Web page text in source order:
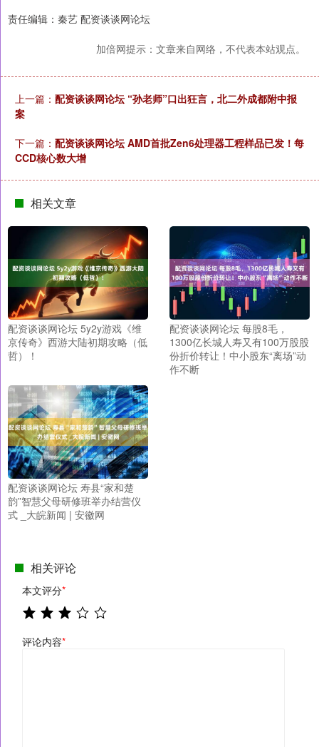
责任编辑：秦艺 配资谈谈网论坛
加倍网提示：文章来自网络，不代表本站观点。
上一篇： 配资谈谈网论坛 “孙老师”口出狂言，北二外成都附中报
案
下一篇： 配资谈谈网论坛 AMD首批Zen6处理器工程样品已发！每
CCD核心数大增
相关文章
配资谈谈网论坛 5y2y游戏《维
京传奇》西游大陆初期攻略（低
哲）！
配资谈谈网论坛 每股8毛，
1300亿长城人寿又有100万股股
份折价转让！中小股东“离场”动
作不断
配资谈谈网论坛 寿县“家和楚
韵”智慧父母研修班举办结营仪
式 _大皖新闻 | 安徽网
相关评论
本文评分*
评论内容*